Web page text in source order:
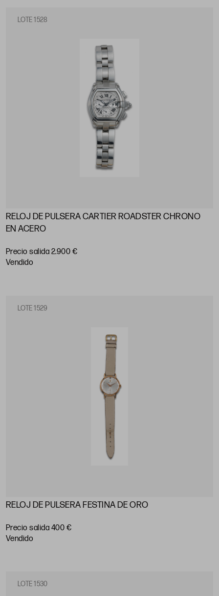
LOTE 1528
RELOJ DE PULSERA CARTIER ROADSTER CHRONO
EN ACERO
Precio salida 2.900 €
vendido
LOTE 1529
RELOJ DE PULSERA FESTINA DE ORO
Precio salida 400 €
vendido
LOTE 1530